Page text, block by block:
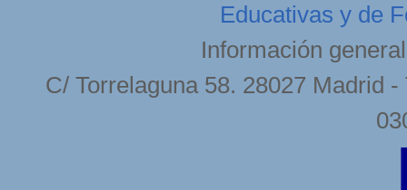
Educativas y de
Información
C/ Torrelaguna 58. 28027 Madrid